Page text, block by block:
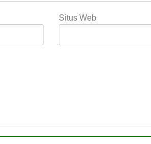
Situs Web